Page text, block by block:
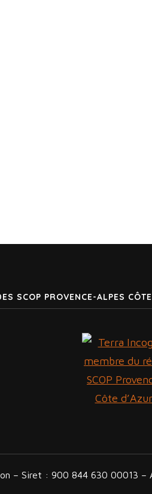
SCOP PROVENCE-ALPES
– Siret : 900 844 630 00013